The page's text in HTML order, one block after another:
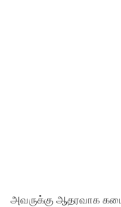
அவருக்கு ஆதரவாக